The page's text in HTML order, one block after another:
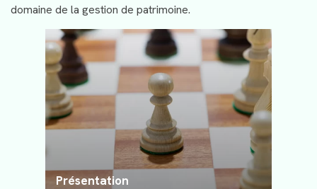
Les investissements immobiliers
La transmission de patrimoine
Les services aux professionnels
Le service aux particuliers
Simulateurs
domaine de la gestion de patrimoine.
Présentation